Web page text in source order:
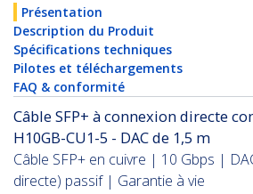
Présentation
Description du Produit
Spécifications techniques
Pilotes et téléchargements
FAQ & conformité
Câble SFP+ à connexion directe
H10GB-CU1-5 - DAC de 1,5 m
Câble SFP+ en cuivre | 10 Gbps |
directe) passif | Garantie à vie